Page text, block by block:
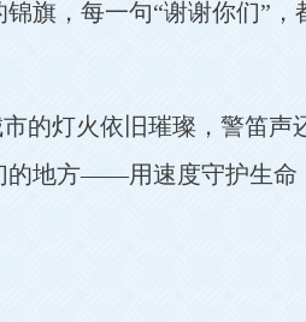
旗，每一句“谢谢你们”，
的灯火依旧璀璨，警笛声
的地方——用速度守护生命